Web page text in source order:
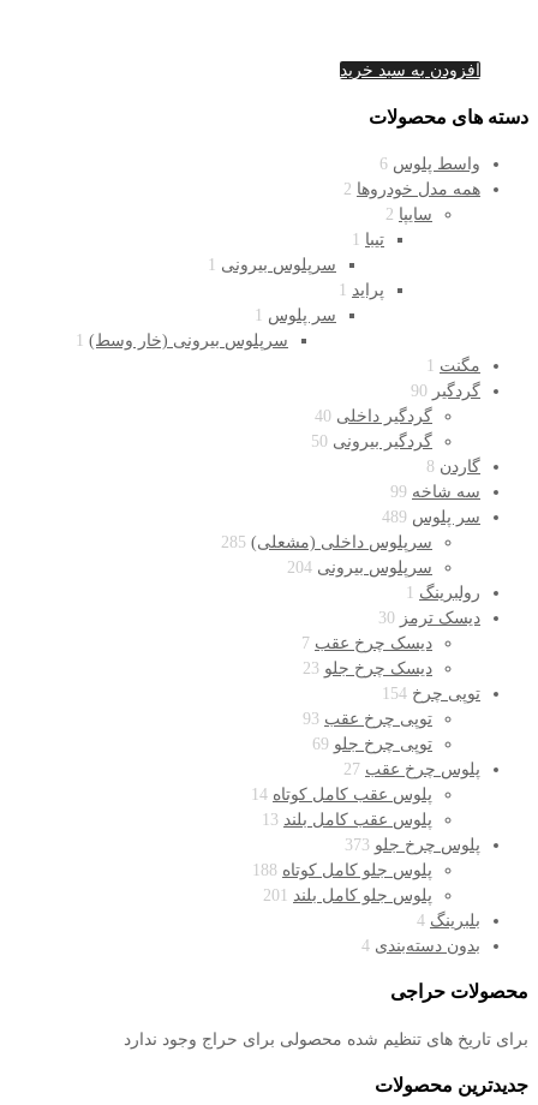
افزودن به سبد خرید
دسته های محصولات
واسط پلوس 6
همه مدل خودروها 2
سایپا 2
تیبا 1
سرپلوس بیرونی 1
پراید 1
سر پلوس 1
سرپلوس بیرونی (خار وسط) 1
مگنت 1
گردگیر 90
گردگیر داخلی 40
گردگیر بیرونی 50
گاردن 8
سه شاخه 99
سر پلوس 489
سرپلوس داخلی (مشعلی) 285
سرپلوس بیرونی 204
رولبرینگ 1
دیسک ترمز 30
دیسک چرخ عقب 7
دیسک چرخ جلو 23
توپی چرخ 154
توپی چرخ عقب 93
توپی چرخ جلو 69
پلوس چرخ عقب 27
پلوس عقب کامل کوتاه 14
پلوس عقب کامل بلند 13
پلوس چرخ جلو 373
پلوس جلو کامل کوتاه 188
پلوس جلو کامل بلند 201
بلبرینگ 4
بدون دسته‌بندی 4
محصولات حراجی
برای تاریخ های تنظیم شده محصولی برای حراج وجود ندارد
جدیدترین محصولات